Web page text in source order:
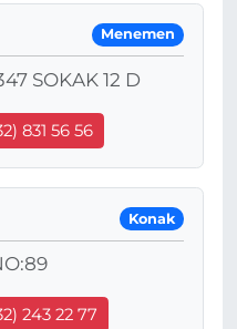
Menemen
SOKAK 12 D
831 56 56
Konak
243 22 77